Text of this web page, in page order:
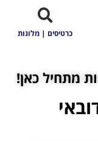
כרטיסים | מלונות
מתחיל כאן!